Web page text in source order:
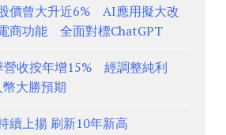
價曾大升近6% AI應用擬大改
商功能 全面對標ChatGPT
營收按年增15% 經調整純利
大勝預期
續上揚 刷新10年新高